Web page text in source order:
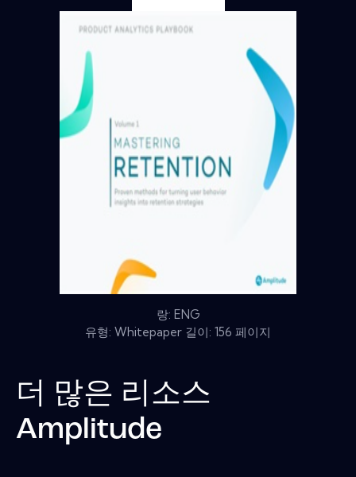
랑: ENG
유형: Whitepaper 길이: 156 페이지
더 많은 리소스
Amplitude